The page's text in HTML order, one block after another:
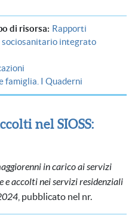
di risorsa Rapporti
sociosanitario integrato
famiglia. I Quaderni
nel SIOSS:
in carico ai servizi
accolti nei servizi residenziali
, pubblicato nel nr.